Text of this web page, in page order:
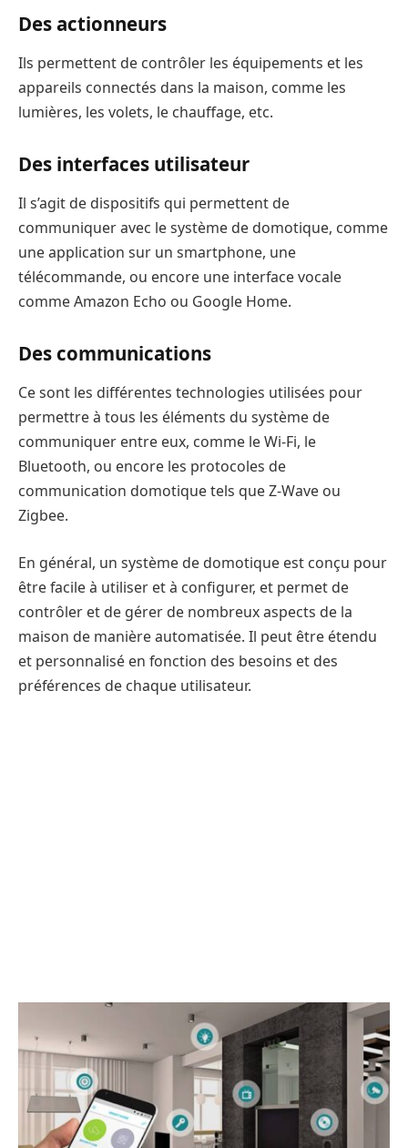
Des actionneurs
Ils permettent de contrôler les équipements et les
appareils connectés dans la maison, comme les
lumières, les volets, le chauffage, etc.
Des interfaces utilisateur
Il s’agit de dispositifs qui permettent de
communiquer avec le système de domotique, comme
une application sur un smartphone, une
télécommande, ou encore une interface vocale
comme Amazon Echo ou Google Home.
Des communications
Ce sont les différentes technologies utilisées pour
permettre à tous les éléments du système de
communiquer entre eux, comme le Wi-Fi, le
Bluetooth, ou encore les protocoles de
communication domotique tels que Z-Wave ou
Zigbee.
En général, un système de domotique est conçu pour
être facile à utiliser et à configurer, et permet de
contrôler et de gérer de nombreux aspects de la
maison de manière automatisée. Il peut être étendu
et personnalisé en fonction des besoins et des
préférences de chaque utilisateur.